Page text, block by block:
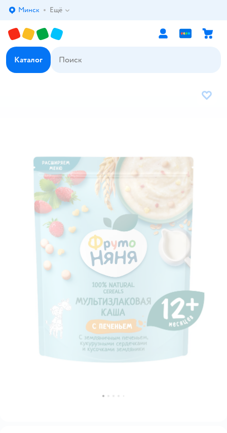
Выбор адреса доставки.
Минск Ещё
Каталог
В